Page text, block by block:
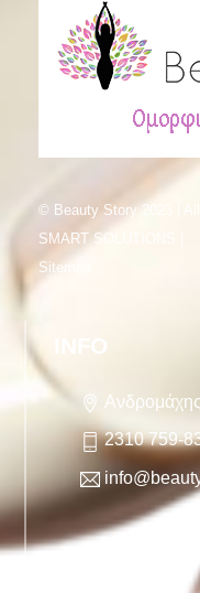
© Beauty Story 2023 |
SMART SOLUTIONS |
Sitemap
INFO
2310 759-
Facebook